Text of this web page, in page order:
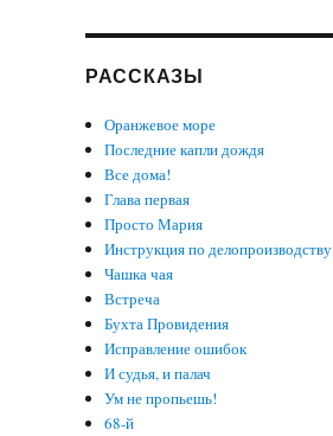
РАССКАЗЫ
Оранжевое море
Последние капли дождя
Все дома!
Глава первая
Просто Мария
Инструкция по делопроизводству
Чашка чая
Встреча
Бухта Провидения
Исправление ошибок
И судья, и палач
Ум не пропьешь!
68-й